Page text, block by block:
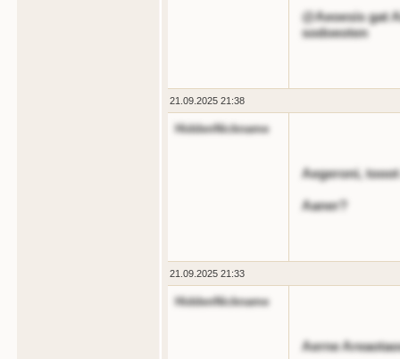
@Aeoesis gat
sodoeoten
21.09.2025 21:38
HiddenNickname
Aegeroni,
Aaner?
21.09.2025 21:33
HiddenNickname
Aerne